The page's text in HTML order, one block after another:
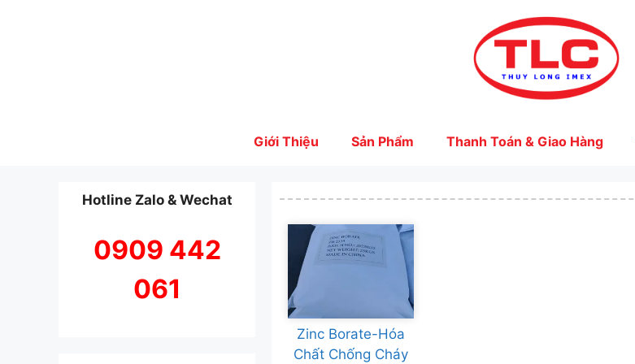
Giới Thiệu Sản Phẩm Thanh Toán & Giao Hàng
Zinc Borate-Hóa
Chất Chống Cháy
Hotline Zalo & Wechat
0909 442
061